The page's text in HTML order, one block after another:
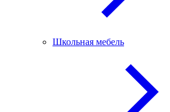
Школьная мебель